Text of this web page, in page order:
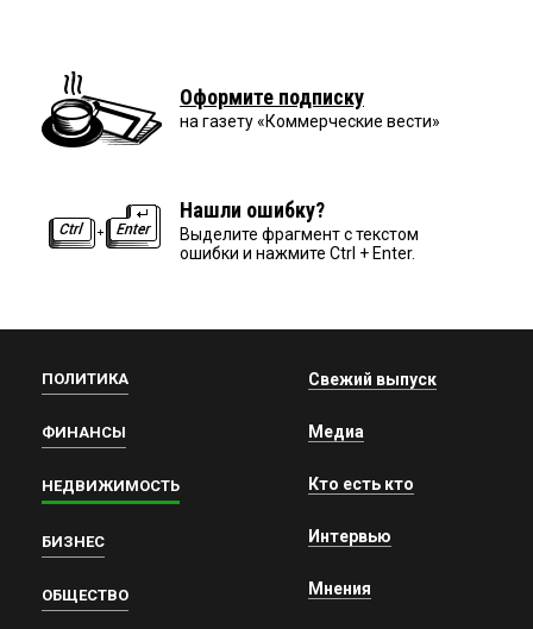
Оформите подписку
на газету «Коммерческие вести»
Нашли ошибку?
Выделите фрагмент с текстом
ошибки и нажмите Ctrl + Enter.
ПОЛИТИКА
ФИНАНСЫ
НЕДВИЖИМОСТЬ
БИЗНЕС
ОБЩЕСТВО
Свежий выпуск
Медиа
Кто есть кто
Интервью
Мнения